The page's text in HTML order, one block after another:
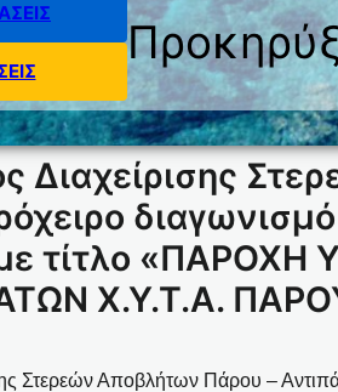
Διαχείρισης
τίτλο «ΠΑΡΟΧΗ
Χ.Υ.Τ.Α.
Στερεών Αποβλήτων Πάρου –